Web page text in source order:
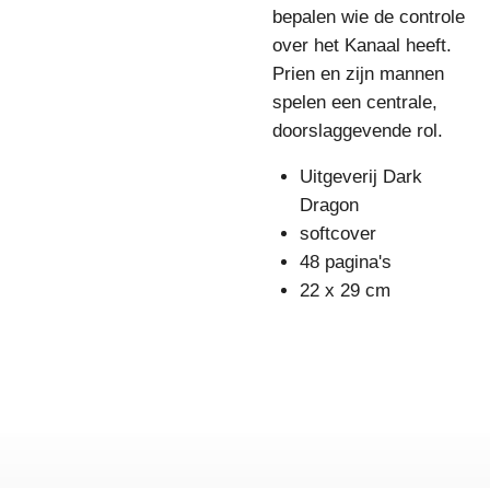
bepalen wie de controle
over het Kanaal heeft.
Prien en zijn mannen
spelen een centrale,
doorslaggevende rol.
Uitgeverij Dark
Dragon
softcover
48 pagina's
22 x 29 cm